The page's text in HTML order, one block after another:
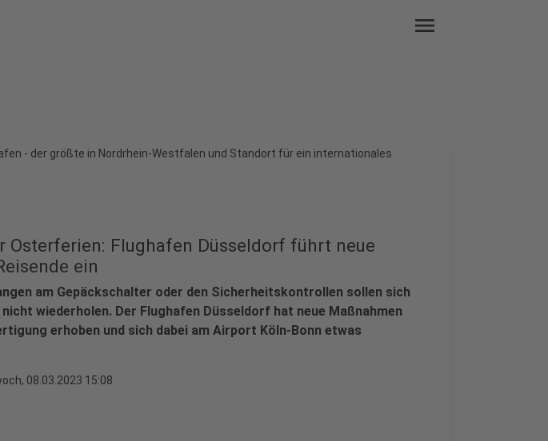
menu
- der größte in Nordrhein-Westfalen und Standort für ein internationales
Osterferien: Flughafen Düsseldorf führt neue
ein
am Gepäckschalter oder den Sicherheitskontrollen sollen sich
nicht wiederholen. Der Flughafen Düsseldorf hat neue Maßnahmen
erhoben und sich dabei am Airport Köln-Bonn etwas
08.03.2023 15:08